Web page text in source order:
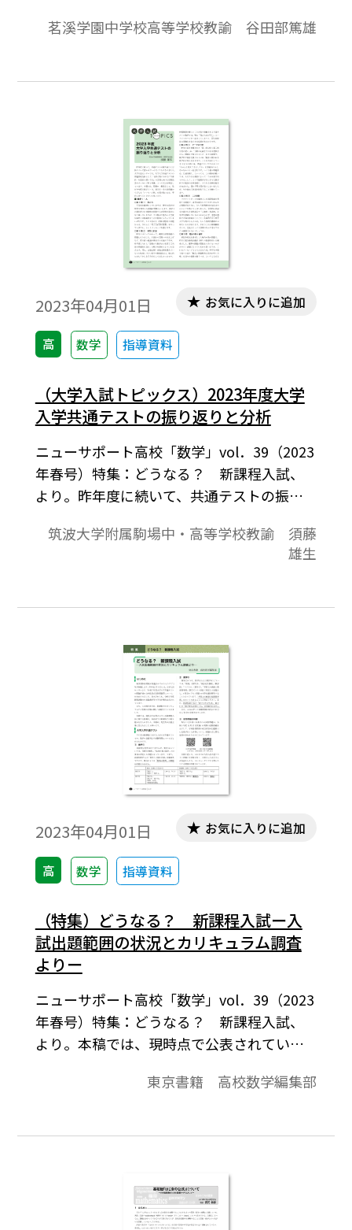
の現在、中1生と中2生の約160名が在籍して
「成績上位者を集めた先取り学習と演習に
ちろん、「大学以降の専門的な学習や先端
的な研究に早くから取り組ませる」という
趣旨のクラスでもない。まずは、設立の背
景を踏まえて、その理念を説明したい。
茗溪学園中学校高等学校教諭 谷田部篤雄
2023年04月01日
高 数学 指導資料
お気に入りに追加
（大学入試トピックス）2023年度大学
入学共通テストの振り返りと分析
ニューサポート高校「数学」vol．39（2023
年春号）特集：どうなる？ 新課程入試、
より。昨年度に続いて、共通テストの振り
になりました。大学入試センターでは、大
学入学共通テストの問題作成方針として、
い学び』の実現に向けた授業改善のメッセ
す。本稿では、現場の一教員として、私が今
年度の数学Ⅰ・Ａ、数学Ⅱ・Ｂ の各問題から
どんな「メッセージ性」を受け取ったか、
率直に述べていきたいと思います。
筑波大学附属駒場中・高等学校教諭 須藤
雄生
2023年04月01日
高 数学 指導資料
お気に入りに追加
（特集）どうなる？ 新課程入試ー入
試出題範囲の状況とカリキュラム調査
よりー
ニューサポート高校「数学」vol．39（2023
年春号）特集：どうなる？ 新課程入試、
より。本稿では、現時点で公表されている
課程での取り組みをまとめました。本稿
いです。
東京書籍 高校数学編集部